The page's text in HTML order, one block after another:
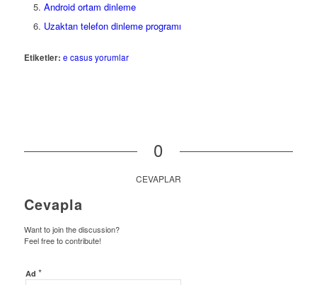
Android ortam dinleme
Uzaktan telefon dinleme programı
Etiketler: e casus yorumlar
0
CEVAPLAR
Cevapla
Want to join the discussion?
Feel free to contribute!
Ad *